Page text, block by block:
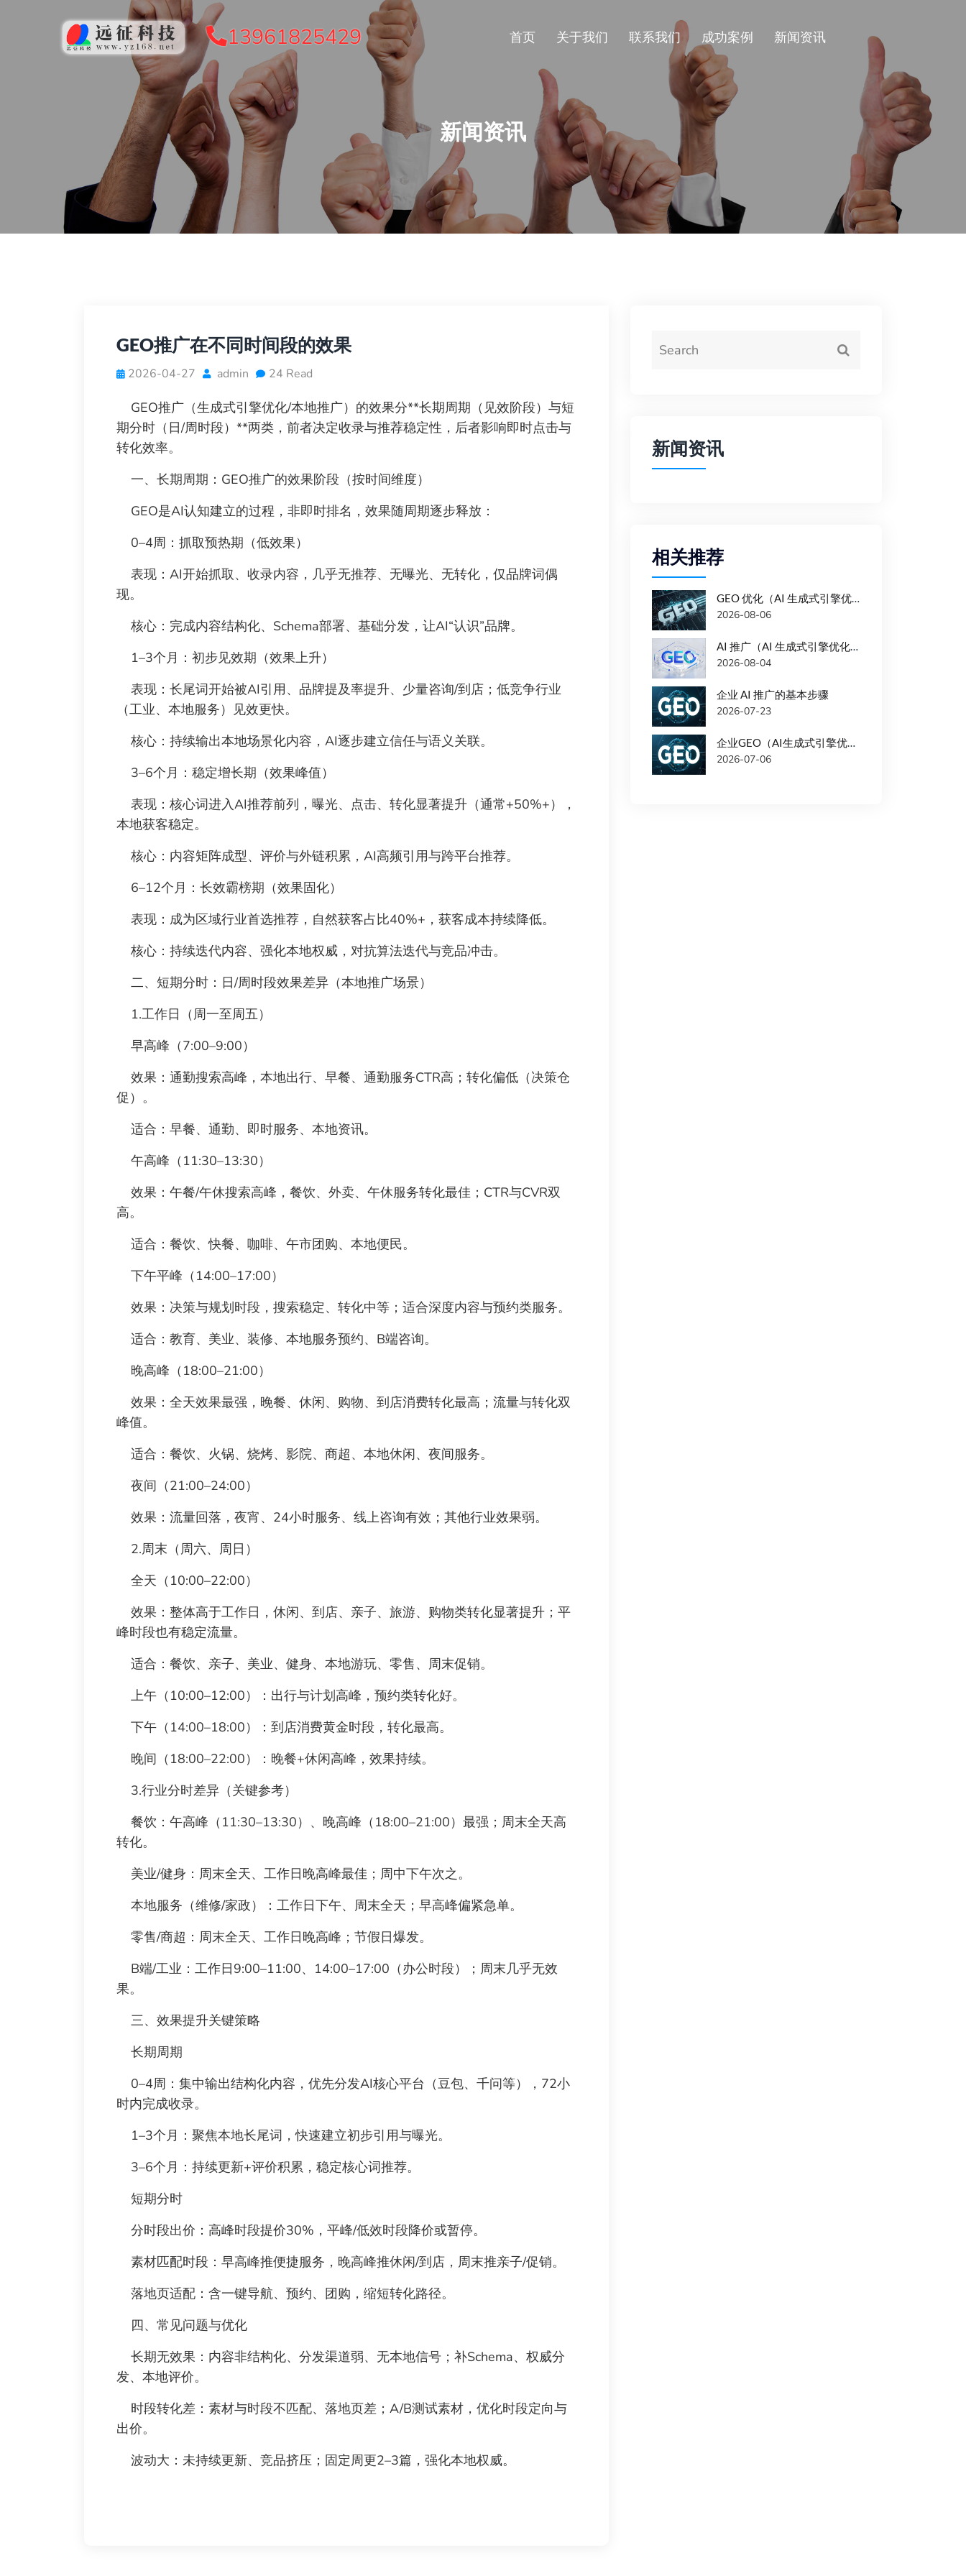
13961825429 首页 关于我们 联系我们 成功案例 新闻资讯
新闻资讯
GEO推广在不同时间段的效果
2026-04-27 admin 24 Read
GEO推广（生成式引擎优化/本地推广）的效果分**长期周期（见效阶段）与短
期分时（日/周时段）**两类，前者决定收录与推荐稳定性，后者影响即时点击与
转化效率。
一、长期周期：GEO推广的效果阶段（按时间维度）
GEO是AI认知建立的过程，非即时排名，效果随周期逐步释放：
0–4周：抓取预热期（低效果）
表现：AI开始抓取、收录内容，几乎无推荐、无曝光、无转化，仅品牌词偶
现。
核心：完成内容结构化、Schema部署、基础分发，让AI“认识”品牌。
1–3个月：初步见效期（效果上升）
表现：长尾词开始被AI引用、品牌提及率提升、少量咨询/到店；低竞争行业
（工业、本地服务）见效更快。
核心：持续输出本地场景化内容，AI逐步建立信任与语义关联。
3–6个月：稳定增长期（效果峰值）
表现：核心词进入AI推荐前列，曝光、点击、转化显著提升（通常+50%+），
本地获客稳定。
核心：内容矩阵成型、评价与外链积累，AI高频引用与跨平台推荐。
6–12个月：长效霸榜期（效果固化）
表现：成为区域行业首选推荐，自然获客占比40%+，获客成本持续降低。
核心：持续迭代内容、强化本地权威，对抗算法迭代与竞品冲击。
二、短期分时：日/周时段效果差异（本地推广场景）
1.工作日（周一至周五）
早高峰（7:00–9:00）
效果：通勤搜索高峰，本地出行、早餐、通勤服务CTR高；转化偏低（决策仓
促）。
适合：早餐、通勤、即时服务、本地资讯。
午高峰（11:30–13:30）
效果：午餐/午休搜索高峰，餐饮、外卖、午休服务转化最佳；CTR与CVR双
高。
适合：餐饮、快餐、咖啡、午市团购、本地便民。
下午平峰（14:00–17:00）
效果：决策与规划时段，搜索稳定、转化中等；适合深度内容与预约类服务。
适合：教育、美业、装修、本地服务预约、B端咨询。
晚高峰（18:00–21:00）
效果：全天效果最强，晚餐、休闲、购物、到店消费转化最高；流量与转化双
峰值。
适合：餐饮、火锅、烧烤、影院、商超、本地休闲、夜间服务。
夜间（21:00–24:00）
效果：流量回落，夜宵、24小时服务、线上咨询有效；其他行业效果弱。
2.周末（周六、周日）
全天（10:00–22:00）
效果：整体高于工作日，休闲、到店、亲子、旅游、购物类转化显著提升；平
峰时段也有稳定流量。
适合：餐饮、亲子、美业、健身、本地游玩、零售、周末促销。
上午（10:00–12:00）：出行与计划高峰，预约类转化好。
下午（14:00–18:00）：到店消费黄金时段，转化最高。
晚间（18:00–22:00）：晚餐+休闲高峰，效果持续。
3.行业分时差异（关键参考）
餐饮：午高峰（11:30–13:30）、晚高峰（18:00–21:00）最强；周末全天高
转化。
美业/健身：周末全天、工作日晚高峰最佳；周中下午次之。
本地服务（维修/家政）：工作日下午、周末全天；早高峰偏紧急单。
零售/商超：周末全天、工作日晚高峰；节假日爆发。
B端/工业：工作日9:00–11:00、14:00–17:00（办公时段）；周末几乎无效
果。
三、效果提升关键策略
长期周期
0–4周：集中输出结构化内容，优先分发AI核心平台（豆包、千问等），72小
时内完成收录。
1–3个月：聚焦本地长尾词，快速建立初步引用与曝光。
3–6个月：持续更新+评价积累，稳定核心词推荐。
短期分时
分时段出价：高峰时段提价30%，平峰/低效时段降价或暂停。
素材匹配时段：早高峰推便捷服务，晚高峰推休闲/到店，周末推亲子/促销。
落地页适配：含一键导航、预约、团购，缩短转化路径。
四、常见问题与优化
长期无效果：内容非结构化、分发渠道弱、无本地信号；补Schema、权威分
发、本地评价。
时段转化差：素材与时段不匹配、落地页差；A/B测试素材，优化时段定向与
出价。
波动大：未持续更新、竞品挤压；固定周更2–3篇，强化本地权威。
新闻资讯
相关推荐
GEO 优化（AI 生成式引擎优化）时的注意事项
2026-08-06
AI 推广（AI 生成式引擎优化）时的常见问题以及解决办法
2026-08-04
企业 AI 推广的基本步骤
2026-07-23
企业GEO（AI生成式引擎优化）优化注意事项
2026-07-06